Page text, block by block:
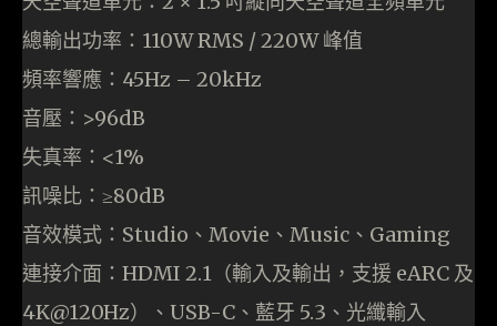
總輸出功率：110W RMS / 220W 峰值
頻率響應：45Hz – 20kHz
音壓：>96dB
失真率：<1%
訊噪比：≥80dB
音效模式：Studio、Movie、Music、Gaming
連接介面：HDMI 2.1（輸入及輸出，支援 eARC 及
4K@120Hz）、USB-C、藍牙 5.3、光纖輸入